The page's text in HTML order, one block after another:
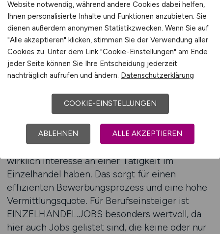
der klaren Struktur und der Spezialisierung auf
Handelsberufe ist es besonders einfach,
relevante Stellenangebote zu entdecken. Mit
dem integrierten Jobfinder können Bewerber
die Suche individuell anpassen – etwa nach
Standort, Arbeitszeitmodell oder gewünschter
Tätigkeit. So lassen sich gezielt Stellen finden,
die zu den eigenen Lebensumständen passen.
Viele Handelsunternehmen schätzen die
Plattform, weil sie gezielt Bewerber erreicht, die
wirklich Interesse an einer Tätigkeit im
Einzelhandel haben. Das sorgt für einen
effizienten Bewerbungsprozess und eine hohe
Vermittlungsquote. Für Berufseinsteiger ist
EINZELHANDEL.JOBS besonders wertvoll, da
hier auch Jobs gelistet sind, die keine oder nur
Website notwendig, während andere Cookies dabei helfen,
Ihnen personalisierte Inhalte und Funktionen anzubieten. Sie
dienen außerdem anonymen Statistikzwecken. Wenn Sie auf
"Alle akzeptieren" klicken, stimmen Sie der Verwendung aller
Cookies zu. Unter dem Link "Cookie-Einstellungen" am Ende
jeder Seite können Sie Ihre Entscheidung jederzeit
nachträglich aufrufen und ändern. Datenschutzerklärung
COOKIE-EINSTELLUNGEN
ABLEHNEN ALLE AKZEPTIEREN